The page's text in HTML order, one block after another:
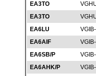
EA3TO
EA3TO
EA6LU
EA6AIF
EA6SB/P
EA6AHK/P